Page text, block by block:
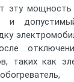
эту
таких как